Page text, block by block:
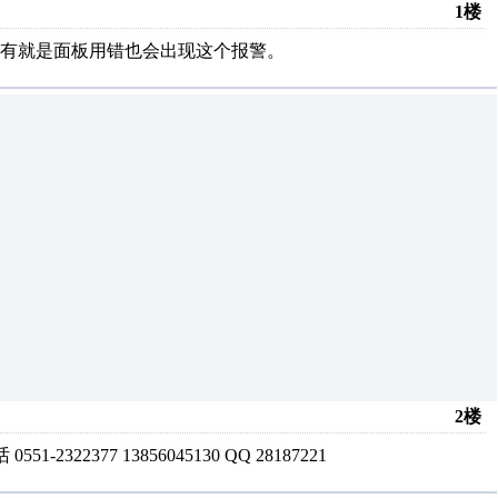
1楼
就是面板用错也会出现这个报警。
2楼
2322377 13856045130 QQ 28187221